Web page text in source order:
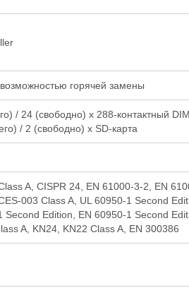
горячей замены
/ 24 (свободно) x 288-контактный
/ 2 (свободно) x SD-карта
A, CISPR 24, EN 61000-3-2, EN
003 Class A, UL 60950-1 Second
Second Edition, EN 60950-1 Second
A, KN24, KN22 Class A, EN 300386